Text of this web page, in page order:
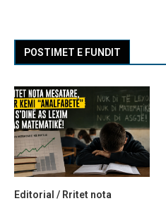
POSTIMET E FUNDIT
Editorial / Rritet nota